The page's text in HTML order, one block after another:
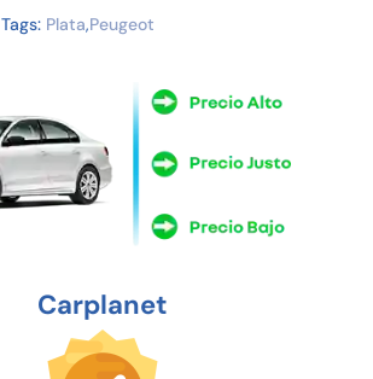
Tags: Plata,Peugeot
Carplanet